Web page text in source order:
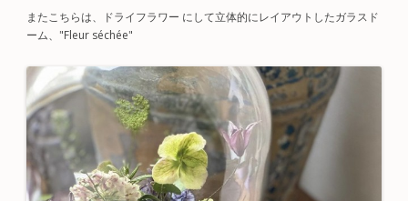
またこちらは、ドライフラワー にして立体的にレイアウトしたガラスド
ーム、"Fleur séchée"